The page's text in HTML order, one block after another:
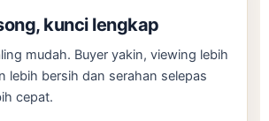
kunci lengkap
mudah. Buyer yakin, viewing lebih
lebih bersih dan serahan selepas
cepat.